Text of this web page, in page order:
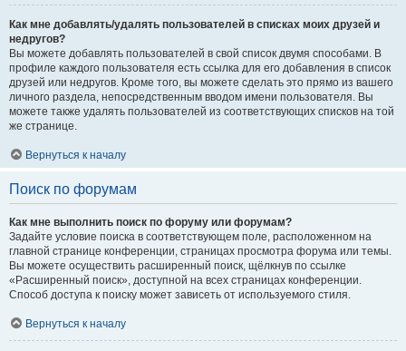
Как мне добавлять/удалять пользователей в списках моих друзей и
недругов?
Вы можете добавлять пользователей в свой список двумя способами. В
профиле каждого пользователя есть ссылка для его добавления в список
друзей или недругов. Кроме того, вы можете сделать это прямо из вашего
личного раздела, непосредственным вводом имени пользователя. Вы
можете также удалять пользователей из соответствующих списков на той
же странице.
Вернуться к началу
Поиск по форумам
Как мне выполнить поиск по форуму или форумам?
Задайте условие поиска в соответствующем поле, расположенном на
главной странице конференции, страницах просмотра форума или темы.
Вы можете осуществить расширенный поиск, щёлкнув по ссылке
«Расширенный поиск», доступной на всех страницах конференции.
Способ доступа к поиску может зависеть от используемого стиля.
Вернуться к началу